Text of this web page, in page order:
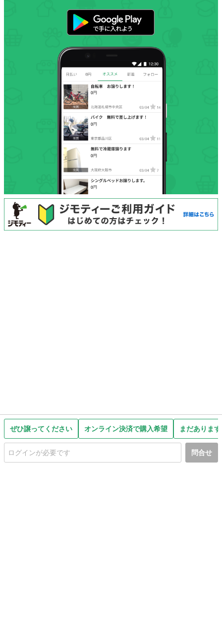
ぜひ譲ってください オンライン決済で購入希望 まだありま
問合せ